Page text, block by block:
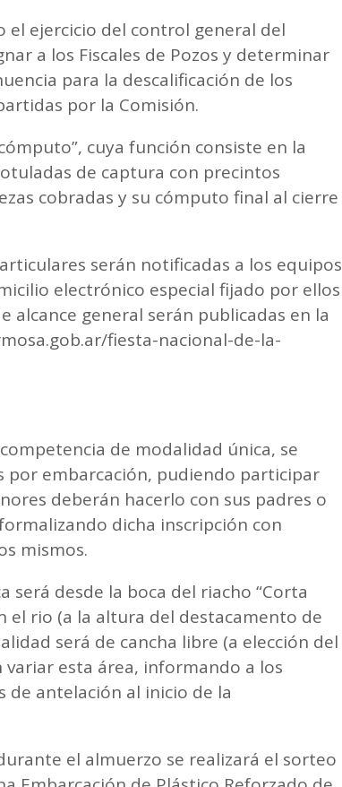
el ejercicio del control general del
a los Fiscales de Pozos y determinar
para la descalificación de los
por la Comisión.
cuya función consiste en la
de captura con precintos
cobradas y su cómputo final al cierre
serán notificadas a los equipos
electrónico especial fijado por ellos
alcance general serán publicadas en la
fiesta-nacional-de-la-
de modalidad única, se
por embarcación, pudiendo participar
deberán hacerlo con sus padres o
dicha inscripción con
mismos.
será desde la boca del riacho “Corta
el rio (a la altura del destacamento de
será de cancha libre (a elección del
esta área, informando a los
de antelación al inicio de la
el almuerzo se realizará el sorteo